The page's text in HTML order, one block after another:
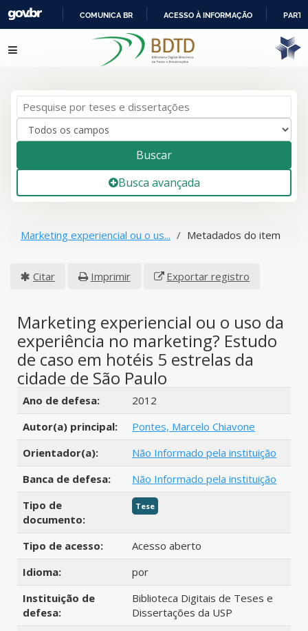
IR
PARA
COMUNICA BR ACESSO À INFORMAÇÃO
Pular para o conteúdo
Buscar
Busca avançada
Marketing experiencial ou o us... Metadados do item
Citar Imprimir Exportar registro
Marketing experiencial ou o uso da
experiência no marketing? Estudo
de caso em hotéis 5 estrelas da
cidade de São Paulo
Detalhes bibliográficos
Ano de defesa:
2012
Autor(a) principal:
Pontes, Marcelo Chiavone
Orientador(a):
Não Informado pela instituição
Banca de defesa:
Não Informado pela instituição
Tipo de
documento:
Tese
Tipo de acesso:
Acesso aberto
Idioma:
por
Instituição de
defesa:
Biblioteca Digitais de Teses e
Dissertações da USP